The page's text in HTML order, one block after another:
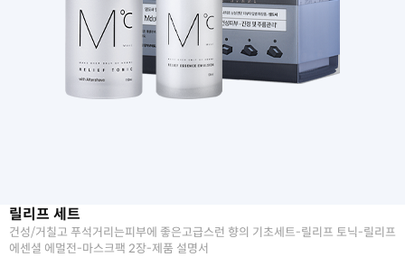
릴리프 세트
건성/거칠고 푸석거리는피부에 좋은고급스런 향의 기초세트-릴리프 토닉-릴리프
에센셜 에멀전-마스크팩 2장-제품 설명서